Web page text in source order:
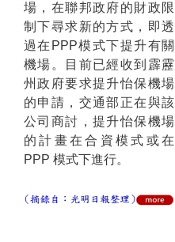
場，在聯邦政府的財政限
制下尋求新的方式，即透
過在PPP模式下提升有關
機場。目前已經收到霹靂
州政府要求提升怡保機場
的申請，交通部正在與該
公司商討，提升怡保機場
的計畫在合資模式或在
PPP 模式下進行。